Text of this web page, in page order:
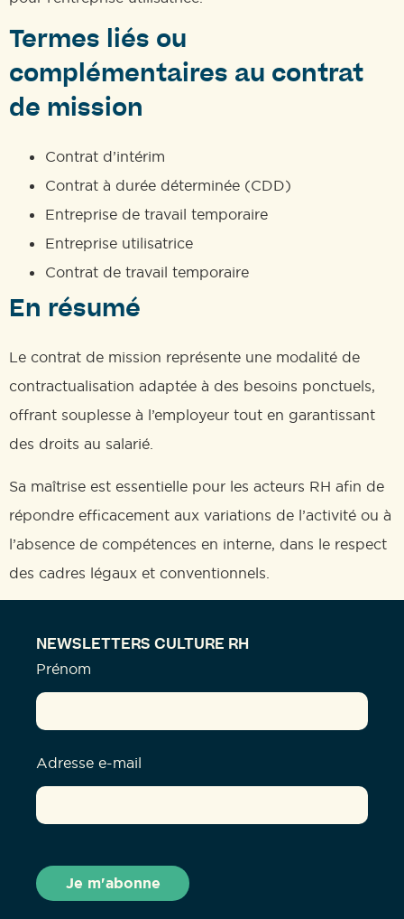
Termes liés ou
complémentaires au contrat
de mission
Contrat d’intérim
Contrat à durée déterminée (CDD)
Entreprise de travail temporaire
Entreprise utilisatrice
Contrat de travail temporaire
En résumé
Le contrat de mission représente une modalité de
contractualisation adaptée à des besoins ponctuels,
offrant souplesse à l’employeur tout en garantissant
des droits au salarié.
Sa maîtrise est essentielle pour les acteurs RH afin de
répondre efficacement aux variations de l’activité ou à
l’absence de compétences en interne, dans le respect
des cadres légaux et conventionnels.
NEWSLETTERS CULTURE RH
Prénom
Adresse e-mail